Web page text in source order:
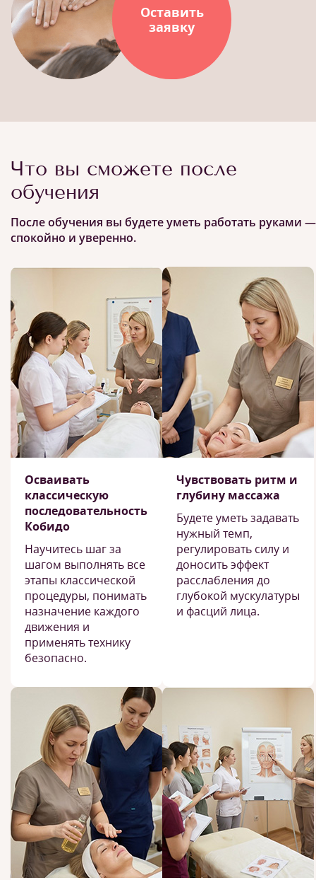
Оставить
заявку
Что вы сможете после
обучения
После обучения вы будете уметь работать руками —
спокойно и уверенно.
Осваивать
классическую
последовательность
Кобидо
Научитесь шаг за
шагом выполнять все
этапы классической
процедуры, понимать
назначение каждого
движения и
применять технику
безопасно.
Чувствовать ритм и
глубину массажа
Будете уметь задавать
нужный темп,
регулировать силу и
доносить эффект
расслабления до
глубокой мускулатуры
и фасций лица.